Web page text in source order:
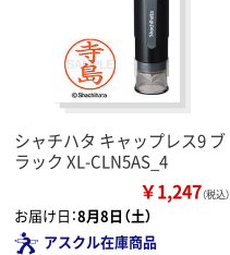
シャチハタ キャップレス9 ブ
ラック XL-CLN5AS_4
￥1,247（税込）
お届け日：8月8日（土）
アスクル在庫商品